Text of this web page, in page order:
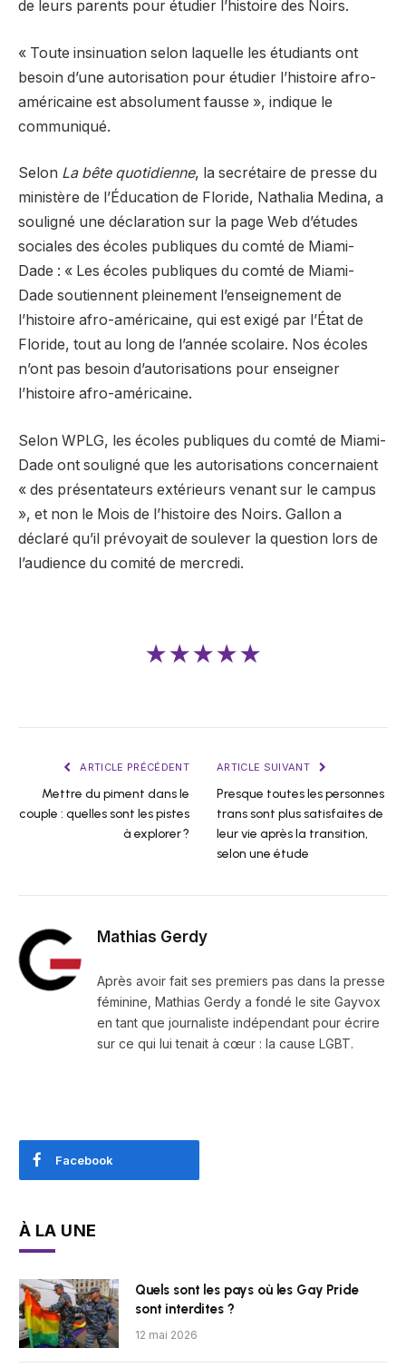
de leurs parents pour étudier l’histoire des Noirs.
« Toute insinuation selon laquelle les étudiants ont
besoin d’une autorisation pour étudier l’histoire afro-
américaine est absolument fausse », indique le
communiqué.
Selon La bête quotidienne, la secrétaire de presse du
ministère de l’Éducation de Floride, Nathalia Medina, a
souligné une déclaration sur la page Web d’études
sociales des écoles publiques du comté de Miami-
Dade : « Les écoles publiques du comté de Miami-
Dade soutiennent pleinement l’enseignement de
l’histoire afro-américaine, qui est exigé par l’État de
Floride, tout au long de l’année scolaire. Nos écoles
n’ont pas besoin d’autorisations pour enseigner
l’histoire afro-américaine.
Selon WPLG, les écoles publiques du comté de Miami-
Dade ont souligné que les autorisations concernaient
« des présentateurs extérieurs venant sur le campus
», et non le Mois de l’histoire des Noirs. Gallon a
déclaré qu’il prévoyait de soulever la question lors de
l’audience du comité de mercredi.
★★★★★
ARTICLE PRÉCÉDENT
Mettre du piment dans le
couple : quelles sont les pistes
à explorer ?
ARTICLE SUIVANT
Presque toutes les personnes
trans sont plus satisfaites de
leur vie après la transition,
selon une étude
Mathias Gerdy
Après avoir fait ses premiers pas dans la presse
féminine, Mathias Gerdy a fondé le site Gayvox
en tant que journaliste indépendant pour écrire
sur ce qui lui tenait à cœur : la cause LGBT.
Facebook
À LA UNE
Quels sont les pays où les Gay Pride
sont interdites ?
12 mai 2026